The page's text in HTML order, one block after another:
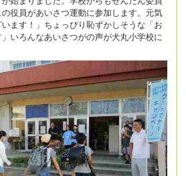
役員があいさつ運動に参加します。元気
ます！」ちょっぴり恥ずかしそうな「お
いろんなあいさつがの声が犬丸小学校に